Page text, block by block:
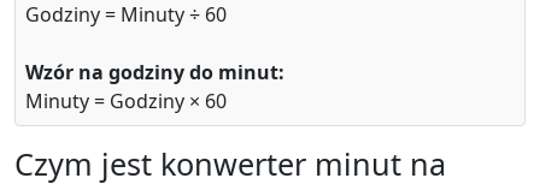
Godziny = Minuty ÷ 60
Wzór na godziny do minut:
Minuty = Godziny × 60
Czym jest konwerter minut na